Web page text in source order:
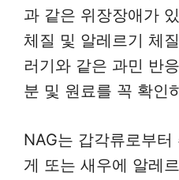
과 같은 위장장애가
체질 및 알레르기 체
러기와 같은 과민 반
분 및 원료를 꼭 확인
NAG는 갑각류로부
게 또는 새우에 알레